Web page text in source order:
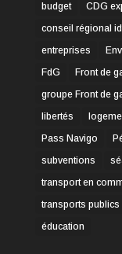
budget
CDG
conseil régional
entreprises
FdG
Front de
groupe Front de
libertés
Pass Navigo
subventions
transport en
transports publics
éducation